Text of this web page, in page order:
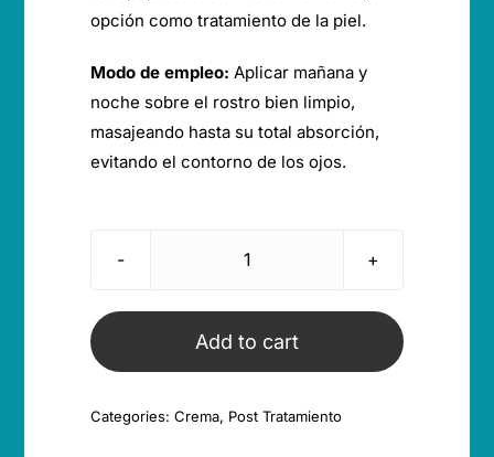
opción como tratamiento de la piel.
Modo de empleo: Aplicar mañana y
noche sobre el rostro bien limpio,
masajeando hasta su total absorción,
evitando el contorno de los ojos.
Crema
reequilibrante
regenerantes
Add to cart
Categories:Crema, Post Tratamiento